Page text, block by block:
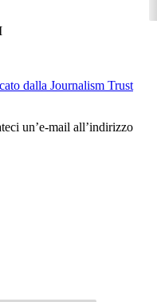
dalla Journalism Trust
un’e-mail all’indirizzo